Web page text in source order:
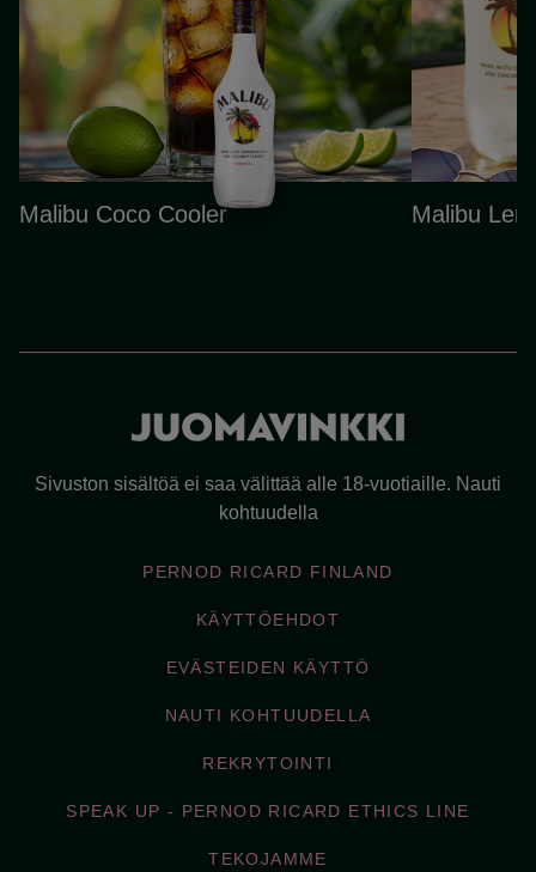
Malibu Coco Cooler Malibu
Sivuston sisältöä ei saa välittää alle 18-vuotiaille. Nauti
kohtuudella
PERNOD RICARD FINLAND
KÄYTTÖEHDOT
EVÄSTEIDEN KÄYTTÖ
NAUTI KOHTUUDELLA
REKRYTOINTI
SPEAK UP - PERNOD RICARD ETHICS LINE
TEKOJAMME